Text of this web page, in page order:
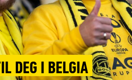
DEG I BELGIA